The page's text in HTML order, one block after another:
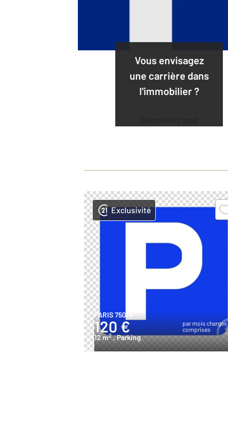
Vous envisagez
une carrière dans
l'immobilier ?
Exclusivité
PARIS 75014
120 €
par mois charges
comprises
12 m2 , Parking